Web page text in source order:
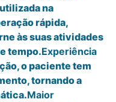
na
rápida,
às suas atividades
tempo.Experiência
o paciente tem
tornando a
Maior